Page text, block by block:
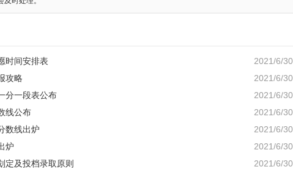
2021/6/30
时间安排表
2021/6/30
攻略
2021/6/30
分一段表公布
2021/6/30
线公布
2021/6/30
数线出炉
2021/6/30
炉
2021/6/30
定及投档录取原则